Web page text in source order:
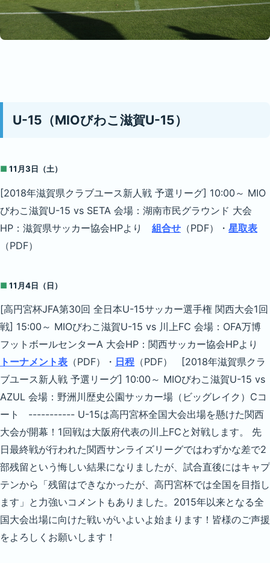
U-15（MIOびわこ滋賀U-15）
■ 11月3日（土）
[2018年滋賀県クラブユース新人戦 予選リーグ] 10:00～ MIO
びわこ滋賀U-15 vs SETA 会場：湖南市民グラウンド 大会
HP：滋賀県サッカー協会HPより 組合せ （PDF）・ 星取表
（PDF）
■ 11月4日（日）
[高円宮杯JFA第30回 全日本U-15サッカー選手権 関西大会1回
戦] 15:00～ MIOびわこ滋賀U-15 vs 川上FC 会場：OFA万博
フットボールセンターA 大会HP：関西サッカー協会HPより
トーナメント表 （PDF）・ 日程 （PDF） [2018年滋賀県クラ
ブユース新人戦 予選リーグ] 10:00～ MIOびわこ滋賀U-15 vs
AZUL 会場：野洲川歴史公園サッカー場（ビッグレイク）Cコ
ート ----------- U-15は高円宮杯全国大会出場を懸けた関西
大会が開幕！1回戦は大阪府代表の川上FCと対戦します。 先
日最終戦が行われた関西サンライズリーグではわずかな差で2
部残留という悔しい結果になりましたが、試合直後にはキャプ
テンから「残留はできなかったが、高円宮杯では全国を目指し
ます」と力強いコメントもありました。2015年以来となる全
国大会出場に向けた戦いがいよいよ始まります！皆様のご声援
をよろしくお願いします！